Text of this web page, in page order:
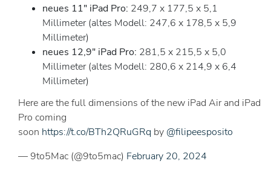
neues 11″ iPad Pro: 249,7 x 177,5 x 5,1
Millimeter (altes Modell: 247,6 x 178,5 x 5,9
Millimeter)
neues 12,9″ iPad Pro: 281,5 x 215,5 x 5,0
Millimeter (altes Modell: 280,6 x 214,9 x 6,4
Millimeter)
Here are the full dimensions of the new iPad Air and iPad
Pro coming
soon https://t.co/BTh2QRuGRq by @filipeesposito
— 9to5Mac (@9to5mac) February 20, 2024